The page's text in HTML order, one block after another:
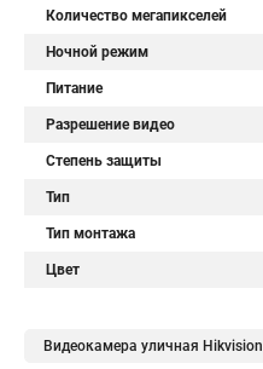
Количество мегапикселей
Ночной режим
Питание
Разрешение видео
Степень защиты
Тип
Тип монтажа
Цвет
Видеокамера уличная Hikvision